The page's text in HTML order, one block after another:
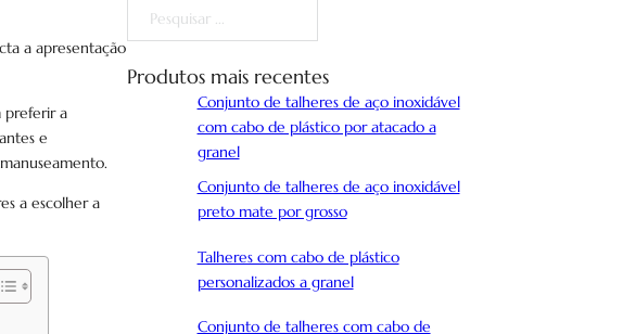
a apresentação
preferir a
e
a escolher a
Pesquisar
Produtos mais recentes
Conjunto de talheres de aço inoxidável
com cabo de plástico por atacado a
granel
Conjunto de talheres de aço inoxidável
preto mate por grosso
Talheres com cabo de plástico
personalizados a granel
Conjunto de talheres com cabo de